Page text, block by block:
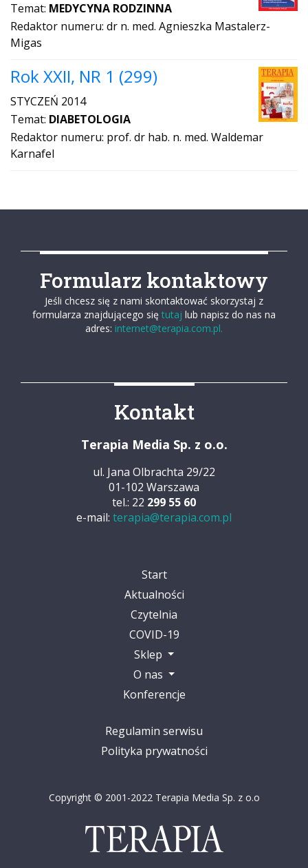
Temat: MEDYCYNA RODZINNA
Redaktor numeru: dr n. med. Agnieszka Mastalerz-
Migas
Rok XXII, NR 1 (299)
STYCZEŃ 2014
Temat: DIABETOLOGIA
Redaktor numeru: prof. dr hab. n. med. Waldemar
Karnafel
Formularz kontaktowy
Jeśli chcesz się z nami skontaktować skorzystaj z
formularza znajdującego się tutaj lub napisz do nas na
adres: internet@terapia.com.pl.
Kontakt
Terapia Media Sp. z o.o.
ul. Jana Olbrachta 29/22
01-102 Warszawa
tel.: 22 299 55 60
e-mail: terapia@terapia.com.pl
Start
Aktualności
Czytelnia
COVID-19
Sklep
O nas
Konferencje
Regulamin serwisu
Polityka prywatności
Copyright © 2001-2022 Terapia Media Sp. z o.o